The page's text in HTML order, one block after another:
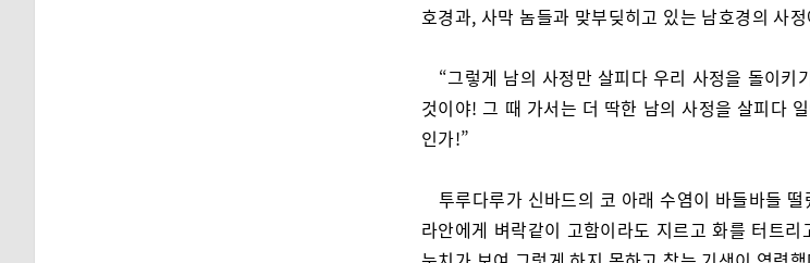
호경과, 사막 놈들과 맞부딪히고 있는 남호경의 사
“그렇게 남의 사정만 살피다 우리 사정을 돌이키
것이야! 그 때 가서는 더 딱한 남의 사정을 살피다
인가!”
투루다루가 신바드의 코 아래 수염이 바들바들
라안에게 벼락같이 고함이라도 지르고 화를 터트